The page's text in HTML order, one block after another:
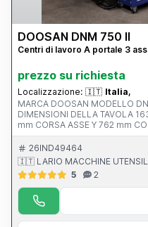
DOOSAN DNM 750 II
Centri di lavoro A portale 3
prezzo su richiesta
Localizzazione: 🇮🇹 Italia,
MARCA DOOSAN MODELLO DNM 750II TIPO DI
DIMENSIONI DELLA TAVOLA
mm CORSA ASSE Y 762 mm
RAPIDO ASSI X-Y-Z ATTACCO MANDRINO Iso 40 VELOCITA’
MANDRINO 12.000 rpm ANNO
KG
26IND49464
🇮🇹 LARIO MACCHINE
5
2